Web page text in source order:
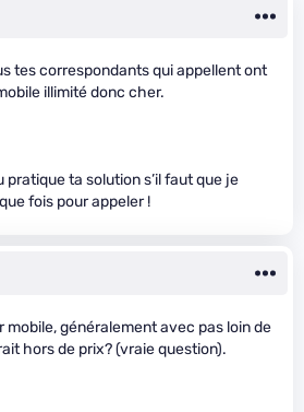
tes correspondants qui appellent ont
illimité donc cher.
pratique ta solution s’il faut que je
fois pour appeler !
mobile, généralement avec pas loin de
hors de prix? (vraie question).